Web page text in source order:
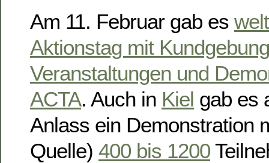
Am 11. Februar gab es
Aktionstag mit
Veranstaltungen und
ACTA. Auch in Kiel gab es
Anlass ein Demonstration
Quelle) 400 bis 1200